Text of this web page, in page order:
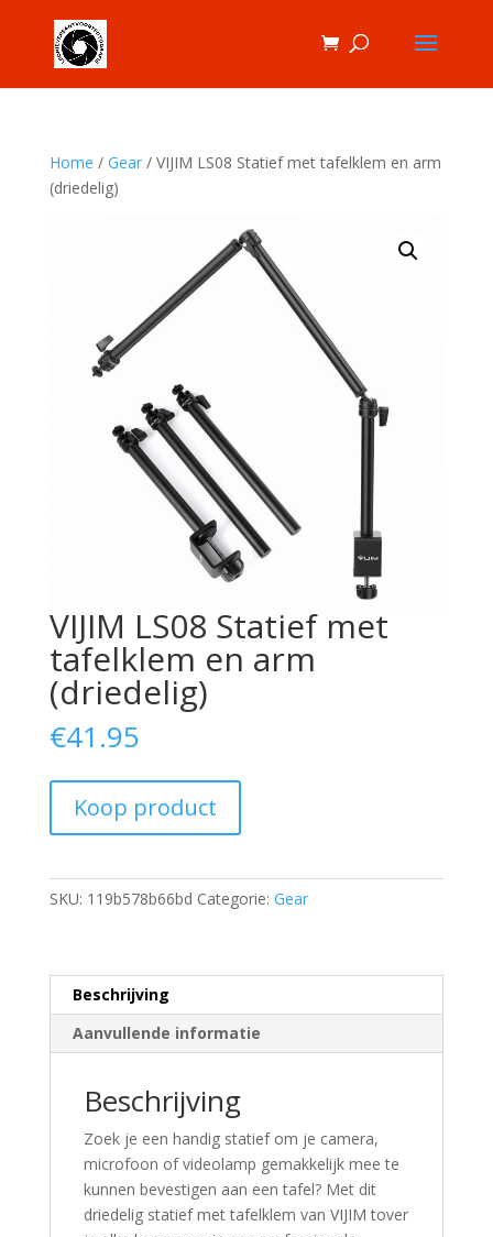
Home / Gear/ VIJIM LS08 Statief met tafelklem en arm
(driedelig)
VIJIM LS08 Statief met
tafelklem en arm
(driedelig)
€41.95
Koop product
SKU: 119b578b66bd Categorie: Gear
Beschrijving
Aanvullende informatie
Beschrijving
Zoek je een handig statief om je camera,
microfoon of videolamp gemakkelijk mee te
kunnen bevestigen aan een tafel? Met dit
driedelig statief met tafelklem van VIJIM tover